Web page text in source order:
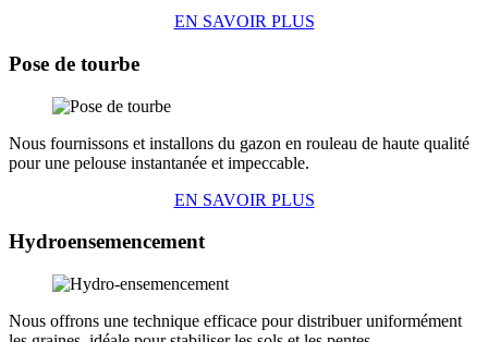
EN SAVOIR PLUS
Pose de tourbe
Nous fournissons et installons du gazon en rouleau de haute qualité
pour une pelouse instantanée et impeccable.
EN SAVOIR PLUS
Hydroensemencement
Nous offrons une technique efficace pour distribuer uniformément